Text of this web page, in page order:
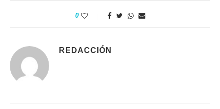
0
REDACCIÓN